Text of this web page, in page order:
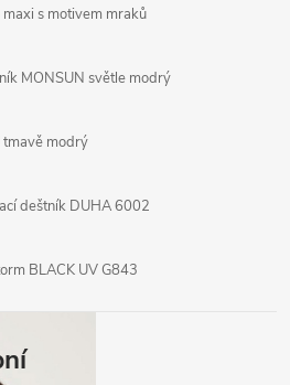
s motivem mraků
MONSUN světle modrý
tmavě modrý
deštník DUHA 6002
BLACK UV G843